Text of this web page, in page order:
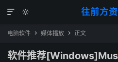
往前方


电脑软件  媒体播放  正文
软件推荐